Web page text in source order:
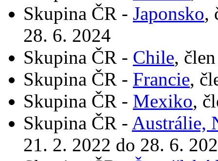
Skupina ČR - Japonsko,
28. 6. 2024
Skupina ČR - Chile,
Skupina ČR - Francie,
Skupina ČR - Mexiko,
Skupina ČR - Austrálie,
21. 2. 2022 do 28. 6.